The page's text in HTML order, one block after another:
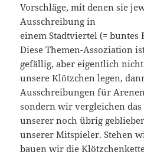
Vorschläge, mit denen sie
Ausschreibung in
einem Stadtviertel (= buntes
Diese Themen-Assoziation
gefällig, aber eigentlich
unsere Klötzchen legen,
Ausschreibungen für
sondern wir vergleichen
unserer noch übrig
unserer Mitspieler. Stehen
bauen wir die